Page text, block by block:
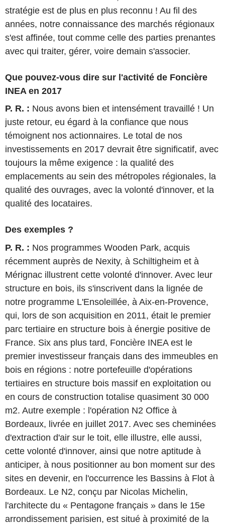
stratégie est de plus en plus reconnu ! Au fil des
années, notre connaissance des marchés régionaux
s'est affinée, tout comme celle des parties prenantes
avec qui traiter, gérer, voire demain s'associer.
Que pouvez-vous dire sur l'activité de Foncière
INEA en 2017
P. R. : Nous avons bien et intensément travaillé ! Un
juste retour, eu égard à la confiance que nous
témoignent nos actionnaires. Le total de nos
investissements en 2017 devrait être significatif, avec
toujours la même exigence : la qualité des
emplacements au sein des métropoles régionales, la
qualité des ouvrages, avec la volonté d'innover, et la
qualité des locataires.
Des exemples ?
P. R. : Nos programmes Wooden Park, acquis
récemment auprès de Nexity, à Schiltigheim et à
Mérignac illustrent cette volonté d'innover. Avec leur
structure en bois, ils s'inscrivent dans la lignée de
notre programme L'Ensoleillée, à Aix-en-Provence,
qui, lors de son acquisition en 2011, était le premier
parc tertiaire en structure bois à énergie positive de
France. Six ans plus tard, Foncière INEA est le
premier investisseur français dans des immeubles en
bois en régions : notre portefeuille d'opérations
tertiaires en structure bois massif en exploitation ou
en cours de construction totalise quasiment 30 000
m2. Autre exemple : l'opération N2 Office à
Bordeaux, livrée en juillet 2017. Avec ses cheminées
d'extraction d'air sur le toit, elle illustre, elle aussi,
cette volonté d'innover, ainsi que notre aptitude à
anticiper, à nous positionner au bon moment sur des
sites en devenir, en l'occurrence les Bassins à Flot à
Bordeaux. Le N2, conçu par Nicolas Michelin,
l'architecte du « Pentagone français » dans le 15e
arrondissement parisien, est situé à proximité de la